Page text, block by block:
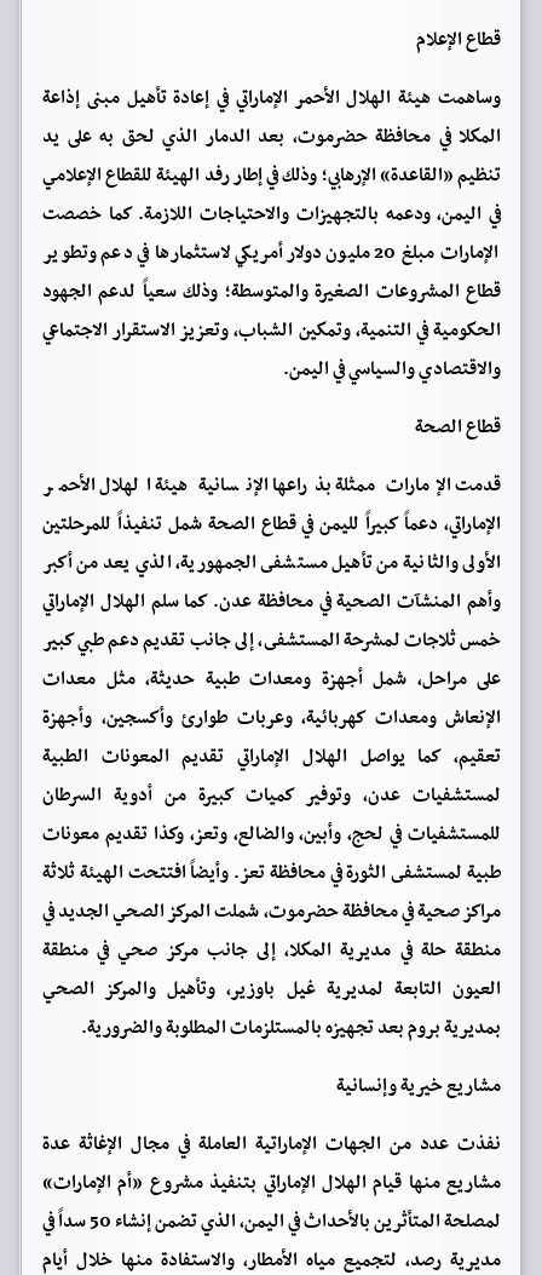
قطاع الإعلام
وساهمت هيئة الهلال الأحمر الإماراتي في إعادة تأهيل مبنى إذاعة
المكلا في محافظة حضرموت، بعد الدمار الذي لحق به على يد
تنظيم «القاعدة» الإرهابي؛ وذلك في إطار رفد الهيئة للقطاع الإعلامي
في اليمن، ودعمه بالتجهيزات والاحتياجات اللازمة. كما خصصت
الإمارات مبلغ 20 مليون دولار أمريكي لاستثمارها في دعم وتطوير
قطاع المشروعات الصغيرة والمتوسطة؛ وذلك سعياً لدعم الجهود
الحكومية في التنمية، وتمكين الشباب، وتعزيز الاستقرار الاجتماعي
والاقتصادي والسياسي في اليمن.
قطاع الصحة
قدمت الإمارات ممثلة بذراعها الإنسانية هيئة الهلال الأحمر
الإماراتي، دعماً كبيراً لليمن في قطاع الصحة شمل تنفيذاً للمرحلتين
الأولى والثانية من تأهيل مستشفى الجمهورية، الذي يعد من أكبر
وأهم المنشآت الصحية في محافظة عدن. كما سلم الهلال الإماراتي
خمس ثلاجات لمشرحة المستشفى، إلى جانب تقديم دعم طبي كبير
على مراحل، شمل أجهزة ومعدات طبية حديثة، مثل معدات
الإنعاش ومعدات كهربائية، وعربات طوارئ وأكسجين، وأجهزة
تعقيم، كما يواصل الهلال الإماراتي تقديم المعونات الطبية
لمستشفيات عدن، وتوفير كميات كبيرة من أدوية السرطان
للمستشفيات في لحج، وأبين، والضالع، وتعز، وكذا تقديم معونات
طبية لمستشفى الثورة في محافظة تعز. وأيضاً افتتحت الهيئة ثلاثة
مراكز صحية في محافظة حضرموت، شملت المركز الصحي الجديد في
منطقة حلة في مديرية المكلا، إلى جانب مركز صحي في منطقة
العيون التابعة لمديرية غيل باوزير، وتأهيل والمركز الصحي
بمديرية بروم بعد تجهيزه بالمستلزمات المطلوبة والضرورية.
مشاريع خيرية وإنسانية
نفذت عدد من الجهات الإماراتية العاملة في مجال الإغاثة عدة
مشاريع منها قيام الهلال الإماراتي بتنفيذ مشروع «أم الإمارات»
لمصلحة المتأثرين بالأحداث في اليمن، الذي تضمن إنشاء 50 سداً في
مديرية رصد، لتجميع مياه الأمطار، والاستفادة منها خلال أيام